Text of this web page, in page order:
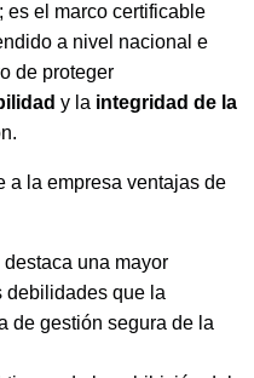
es el marco certificable
a nivel nacional e
de proteger
y la integridad de la
a la empresa ventajas de
destaca una mayor
debilidades que la
de gestión segura de la